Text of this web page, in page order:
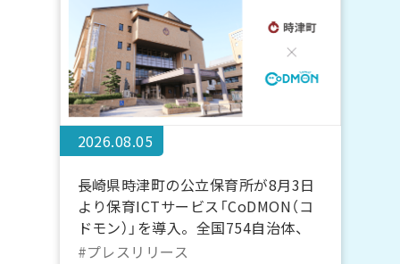
2026.08.05
長崎県時津町の公立保育所が8月3日
より保育ICTサービス「CoDMON（コ
ドモン）」を導入。全国754自治体、
長崎県内では計7自治体に普及
#プレスリリース